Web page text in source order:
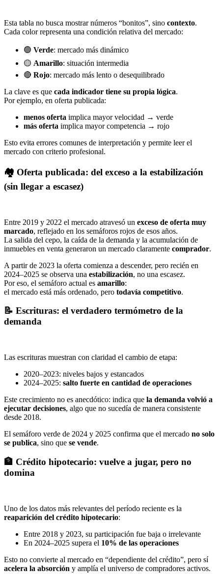
Esta tabla no busca mostrar números “bonitos”, sino contexto.
Cada color representa una condición relativa del mercado:
🟢 Verde: mercado más dinámico
🟡 Amarillo: situación intermedia
🔴 Rojo: mercado más lento o desequilibrado
La clave es que cada indicador tiene su propia lógica.
Por ejemplo, en oferta publicada:
menos oferta implica mayor velocidad → verde
más oferta implica mayor competencia → rojo
Esto evita errores comunes de interpretación y permite leer el
mercado con criterio profesional.
🏘️ Oferta publicada: del exceso a la estabilización
(sin llegar a escasez)
Entre 2019 y 2022 el mercado atravesó un exceso de oferta muy
marcado, reflejado en los semáforos rojos de esos años.
La salida del cepo, la caída de la demanda y la acumulación de
inmuebles en venta generaron un mercado claramente comprador.
A partir de 2023 la oferta comienza a descender, pero recién en
2024–2025 se observa una estabilización, no una escasez.
Por eso, el semáforo actual es amarillo:
el mercado está más ordenado, pero todavía competitivo.
📝 Escrituras: el verdadero termómetro de la
demanda
Las escrituras muestran con claridad el cambio de etapa:
2020–2023: niveles bajos y estancados
2024–2025: salto fuerte en cantidad de operaciones
Este crecimiento no es anecdótico: indica que la demanda volvió a
ejecutar decisiones, algo que no sucedía de manera consistente
desde 2018.
El semáforo verde de 2024 y 2025 confirma que el mercado no solo
se publica, sino que se vende.
🏦 Crédito hipotecario: vuelve a jugar, pero no
domina
Uno de los datos más relevantes del período reciente es la
reaparición del crédito hipotecario:
Entre 2018 y 2023, su participación fue baja o irrelevante
En 2024–2025 supera el 10% de las operaciones
Esto no convierte al mercado en “dependiente del crédito”, pero sí
acelera la absorción y amplía el universo de compradores activos.